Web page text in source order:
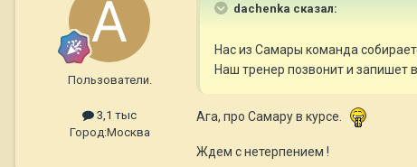
Пользователи.
3,1 тыс
Город:Москва
dachenka сказал:
Нас из Самары команда
Наш тренер позвонит и запишет
Ага, про Самару в курсе.
Ждем с нетерпением !